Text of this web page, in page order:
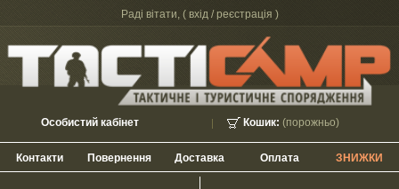
Раді вітати, ( вхід / реєстрація )
Кошик: (порожньо)
Особистий кабінет
Контакти Повернення Доставка Оплата ЗНИЖКИ